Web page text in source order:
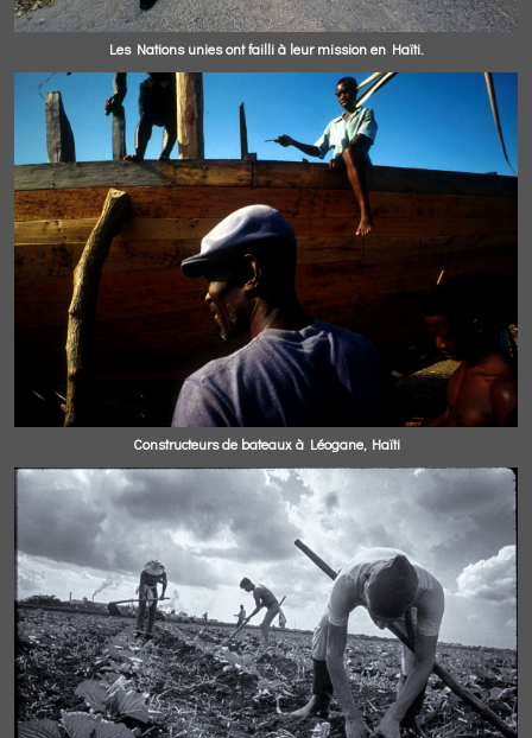
Les Nations unies ont failli à leur mission en Haïti.
Constructeurs de bateaux à Léogane, Haïti